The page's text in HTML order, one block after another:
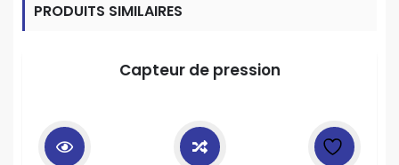
PRODUITS SIMILAIRES
Capteur de pression